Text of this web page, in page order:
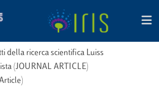
della ricerca scientifica Luiss
(JOURNAL ARTICLE)